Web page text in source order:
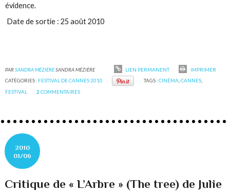
évidence.
Date de sortie : 25 août 2010
PARSANDRA MÉZIÈRESANDRA MÉZIÈRE LIEN PERMANENT
IMPRIMER
CATÉGORIES : FESTIVAL DE CANNES 2010 TAGS :CINÉMA CANNES,
FESTIVAL
2 COMMENTAIRES
2010
01/06
Critique de « L’Arbre » (The tree) de Julie